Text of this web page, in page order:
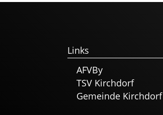
Links
AFVBy
TSV Kirchdorf
Gemeinde Kirchdorf